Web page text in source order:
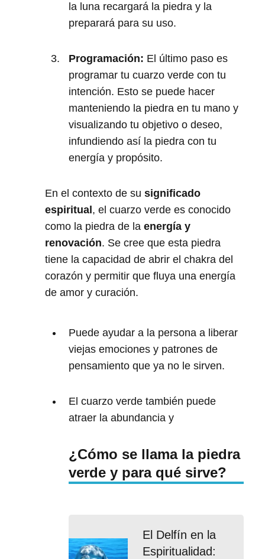
la luna recargará la piedra y la
preparará para su uso.
Programación: El último paso es
programar tu cuarzo verde con tu
intención. Esto se puede hacer
manteniendo la piedra en tu mano y
visualizando tu objetivo o deseo,
infundiendo así la piedra con tu
energía y propósito.
En el contexto de su significado
espiritual , el cuarzo verde es conocido
como la piedra de la energía y
renovación. Se cree que esta piedra
tiene la capacidad de abrir el chakra del
corazón y permitir que fluya una energía
de amor y curación.
Puede ayudar a la persona a liberar
viejas emociones y patrones de
pensamiento que ya no le sirven.
El cuarzo verde también puede
atraer la abundancia y
¿Cómo se llama la piedra
verde y para qué sirve?
El Delfín en la
Espiritualidad: